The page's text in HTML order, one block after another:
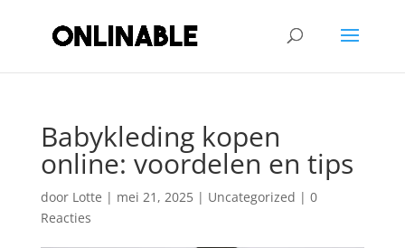
Babykleding kopen
online: voordelen en tips
door Lotte | mei 21, 2025| Uncategorized | 0
Reacties